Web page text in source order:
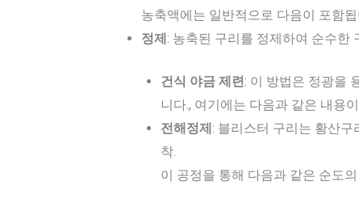
농축액에는 일반적으로 다음이 포함됩
정제: 농축된 구리를 정제하여 순수한
건식 야금 제련: 이 방법은 정광을
니다., 여기에는 다음과 같은 내용
전해정제: 블리스터 구리는 황산
착.
이 공정을 통해 다음과 같은 순도